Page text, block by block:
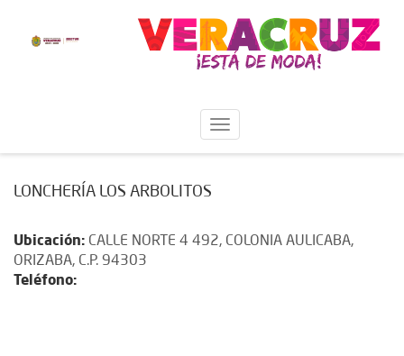
LONCHERÍA LOS ARBOLITOS
Ubicación: CALLE NORTE 4 492, COLONIA AULICABA,
ORIZABA, C.P. 94303
Teléfono: